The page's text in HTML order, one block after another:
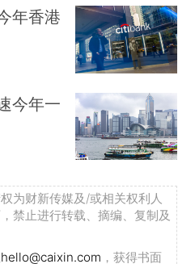
年香港
今年一
为财新传媒及/或相关权利人
禁止进行转载、摘编、复制及
hello@caixin.com ，获得书面